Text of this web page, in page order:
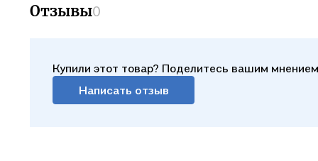
Отзывы0
Купили этот товар? Поделитесь вашим
Написать отзыв